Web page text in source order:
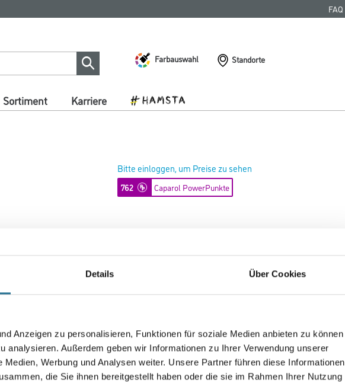
Details Über Cookies
Anzeigen zu personalisieren, Funktionen für soziale Medien anbieten zu können
analysieren. Außerdem geben wir Informationen zu Ihrer Verwendung unserer
Werbung und Analysen weiter. Unsere Partner führen diese Informationen
die Sie ihnen bereitgestellt haben oder die sie im Rahmen Ihrer Nutzung
FAQ
Farbauswahl
Standorte
Sortiment Karriere
Bitte einloggen, um Preise zu sehen
762 Caparol PowerPunkte
Art-Nr.:1001-013849
Umrechnungsfaktoren